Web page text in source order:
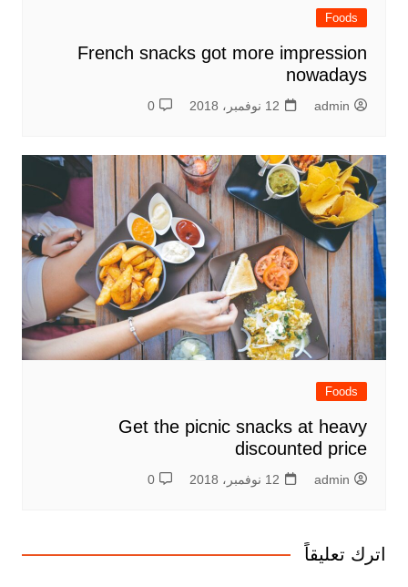
Foods
French snacks got more impression
nowadays
admin 12 نوفمبر، 2018 0
Foods
Get the picnic snacks at heavy
discounted price
admin 12 نوفمبر، 2018 0
اترك تعليقاً